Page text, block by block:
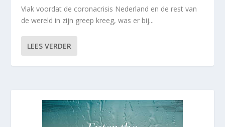
Vlak voordat de coronacrisis Nederland en de rest van
de wereld in zijn greep kreeg, was er bij...
LEES VERDER